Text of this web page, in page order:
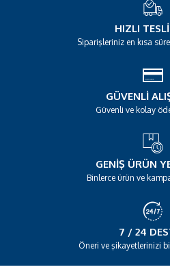
HIZLI
Siparişleriniz en kısa
GÜVENLI
Güvenli ve kolay
GENIŞ ÜRÜN
Binlerce ürün ve
7 / 24
Öneri ve şikayetlerinizi